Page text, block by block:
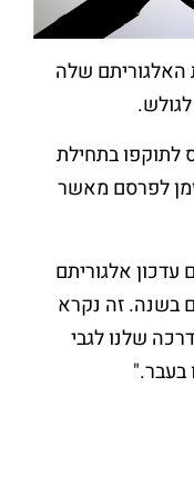
האלגוריתם שלה
לתוקפו בתחילת
לקח יותר זמן לפרסם מאשר
עדכון אלגוריתם
בשנה. זה נקרא
של דצמבר 2020. ההדרכה שלנו לגבי
בעבר."